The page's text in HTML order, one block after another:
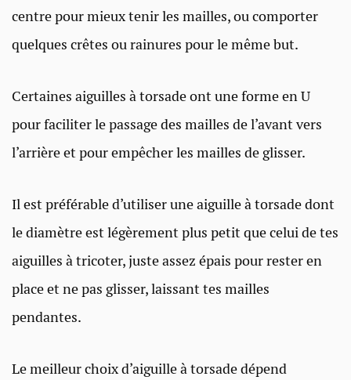
centre pour mieux tenir les mailles, ou comporter
quelques crêtes ou rainures pour le même but.
Certaines aiguilles à torsade ont une forme en U
pour faciliter le passage des mailles de l’avant vers
l’arrière et pour empêcher les mailles de glisser.
Il est préférable d’utiliser une aiguille à torsade dont
le diamètre est légèrement plus petit que celui de tes
aiguilles à tricoter, juste assez épais pour rester en
place et ne pas glisser, laissant tes mailles
pendantes.
Le meilleur choix d’aiguille à torsade dépend